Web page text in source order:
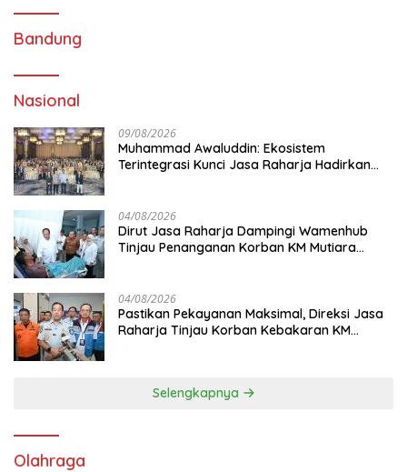
Bandung
Nasional
09/08/2026
Muhammad Awaluddin: Ekosistem
Terintegrasi Kunci Jasa Raharja Hadirkan
04/08/2026
Dirut Jasa Raharja Dampingi Wamenhub
Tinjau Penanganan Korban KM Mutiara
04/08/2026
Pastikan Pekayanan Maksimal, Direksi Jasa
Raharja Tinjau Korban Kebakaran KM
Selengkapnya
Olahraga